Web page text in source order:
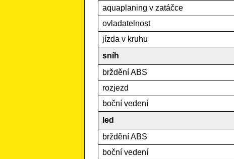
aquaplaning v zatáčce
ovladatelnost
jízda v kruhu
sníh
brždění ABS
rozjezd
boční vedení
led
brždění ABS
boční vedení